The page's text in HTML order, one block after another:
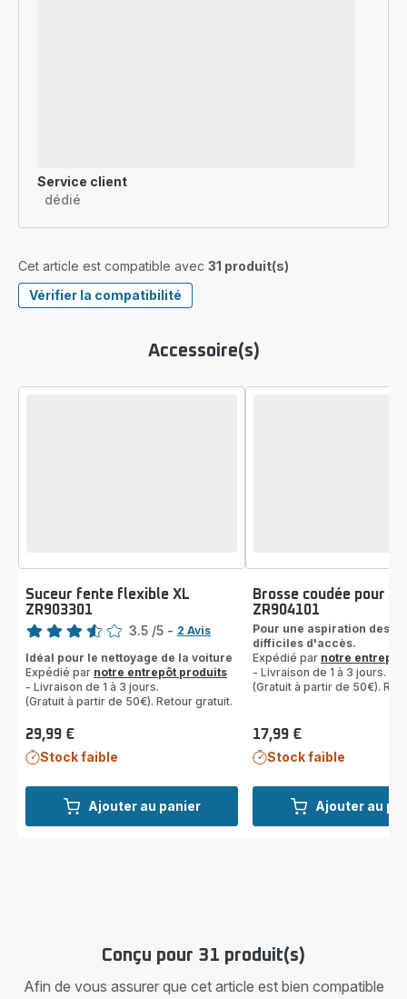
Service client
dédié
Cet article est compatible avec 31 produit(s)
Vérifier la compatibilité
Accessoire(s)
Ajouter au panier
Suceur fente flexible XL
ZR903301
Note
3.5 /5 - 2 Avis
Idéal pour le nettoyage de la voiture
Expédié par notre entrepôt produits
- Livraison de 1 à 3 jours.
(Gratuit à partir de 50€). Retour gratuit.
Prix
29,99 €
Stock faible
Ajouter au
Brosse coudée pour
ZR904101
Pour une aspiration des
difficiles d'accès.
Expédié par notre entrepôt
- Livraison de 1 à 3 jours.
(Gratuit à partir de 50€).
Prix
17,99 €
Stock faible
Conçu pour 31 produit(s)
Afin de vous assurer que cet article est bien compatible